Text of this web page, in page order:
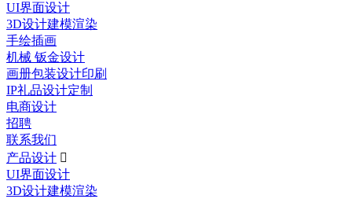
UI界面设计
3D设计建模渲染
手绘插画
机械 钣金设计
画册包装设计印刷
IP礼品设计定制
电商设计
招聘
联系我们
产品设计 
UI界面设计
3D设计建模渲染